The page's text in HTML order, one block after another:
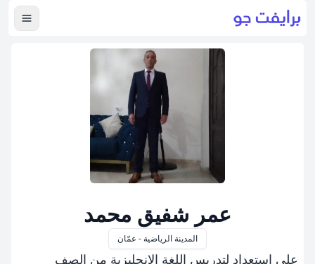
عرض
عمر شفيق محمد
المدينة الرياضية - عمّان
على استعداد لتدريس اللغة الانجليزية من الصف